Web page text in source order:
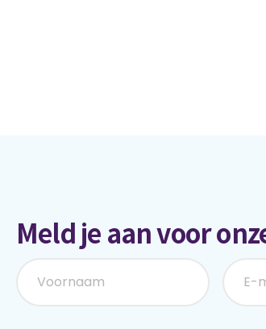
Meld je aan voor